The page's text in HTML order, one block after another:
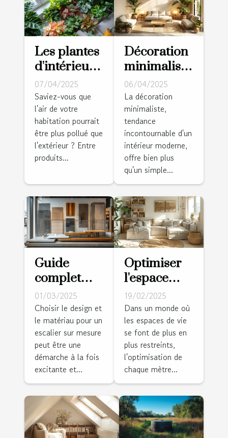
Les plantes
d'intérieur
faciles
d'entretien
pour
purifier l'air
de votre
maison
07/04/2025
Saviez-vous que
l'air de votre
habitation pourrait
être plus pollué que
l'extérieur ? Entre
produits...
Décoration
minimaliste
pour la
maison
principes et
idées pour
un intérieur
épuré
06/04/2025
La décoration
minimaliste,
tendance
incontournable d'un
intérieur moderne,
offre bien plus
qu'un simple...
Guide
complet
pour
choisir le
design et le
matériau de
votre
escalier sur
mesure
01/03/2025
Choisir le design et
le matériau pour un
escalier sur mesure
peut être une
démarche à la fois
excitante et...
Optimiser
l'espace
dans les
petits
logements :
stratégies et
conseils
19/02/2025
Dans un monde où
les espaces de vie
se font de plus en
plus restreints,
l'optimisation de
chaque mètre...